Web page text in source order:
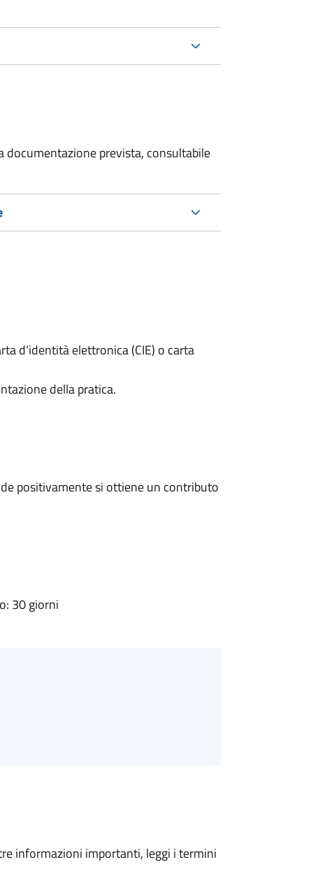
prevista, consultabile
d’identità elettronica (CIE) o carta
della pratica.
positivamente si ottiene un contributo
30 giorni
informazioni importanti, leggi i termini